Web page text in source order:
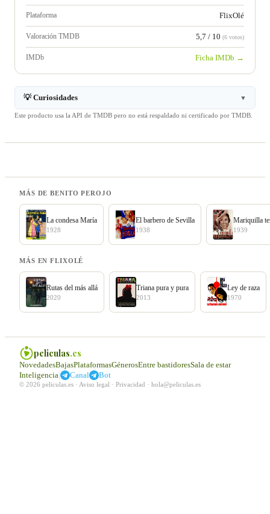
Plataforma FlixOlé
Valoración TMDB 5,7 / 10 (6 votos)
IMDb Ficha IMDb →
💡 Curiosidades ▼
Este producto usa la API de TMDB pero no está respaldado ni certificado por TMDB.
MÁS DE BENITO PEROJO
La condesa María
1928
El barbero de Sevilla
1938
Mariquilla
1939
MÁS EN FLIXOLÉ
Rutas del más allá
2020
Triana pura y pura
2013
Ley de raza
1970
peliculas.es
NovedadesBajasPlataformasGénerosEntre bastidoresSala de estar
Inteligencia| Canal Bot
© 2026 peliculas.es · Aviso legal · Privacidad · hola@peliculas.es